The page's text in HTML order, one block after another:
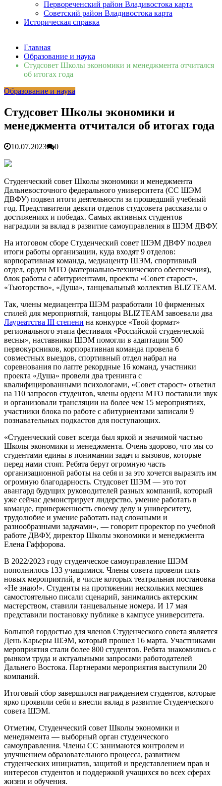
Первореченский район Владивостока карта
Советский район Владивостока карта
Историческая справка
Сломалась бытовая техника во Владивостоке: как
быстро вернуть комфорт в дом и из...06.08.2026
Мобильная реклама на общественном транспорте: как
Во Владивостоке найдут хозяев незаконных сбросов в
Зарядка с полицейскими, бои кудо и семафорная азбука:
во Владивостоке прошла мас...07.07.2026
Вельгодский Олег Николаевич15.03.2026
Ходнева Василиса Валентиновна
Главная
Образование и наука
Студсовет Школы экономики и менеджмента отчитался
об итогах года
Образование и наука
Студсовет Школы экономики и
менеджмента отчитался об итогах года
10.07.2023 0
Студенческий совет Школы экономики и менеджмента
Дальневосточного федерального университета (СС ШЭМ
ДВФУ) подвел итоги деятельности за прошедший учебный
год. Представители девяти отделов студсовета рассказали о
достижениях и победах. Самых активных студентов
наградили за вклад в развитие самоуправления в ШЭМ ДВФУ.
На итоговом сборе Студенческий совет ШЭМ ДВФУ подвел
итоги работы организации, куда входят 9 отделов:
корпоративная команда, медиацентр ШЭМ, спортивный
отдел, орден МТО (материально-технического обеспечения),
блок работы с абитуриентами, проекты «Совет старост»,
«Тьюторство», «Душа», танцевальный коллектив BLIZTEAM.
Так, члены медиацентра ШЭМ разработали 10 фирменных
стилей для мероприятий, танцоры BLIZTEAM завоевали два
Лауреатства III степени на конкурсе «Твой формат»
регионального этапа фестиваля «Российской студенческой
весны», наставники ШЭМ помогли в адаптации 500
первокурсников, корпоративная команда провела 6
совместных выездов, спортивный отдел набрал на
соревнования по лапте рекордные 16 команд, участники
проекта «Душа» провели два тренинга с
квалифицированными психологами, «Совет старост» ответил
на 110 запросов студентов, члены ордена МТО поставили звук
и организовали трансляции на более чем 15 мероприятиях,
участники блока по работе с абитуриентами записали 9
познавательных подкастов для поступающих.
«Студенческий совет всегда был яркой и значимой частью
Школы экономики и менеджмента. Очень здорово, что мы со
студентами едины в понимании задач и вызовов, которые
перед нами стоят. Ребята берут огромную часть
организационной работы на себя и за это хочется выразить им
огромную благодарность. Студсовет ШЭМ — это тот
авангард будущих руководителей разных компаний, который
уже сейчас демонстрирует лидерство, умение работать в
команде, приверженность своему делу и университету,
трудолюбие и умение работать над сложными и
разнообразными задачами», — говорит проректор по учебной
работе ДВФУ, директор Школы экономики и менеджмента
Елена Гаффорова.
В 2022/2023 году студенческое самоуправление ШЭМ
пополнилось 133 учащимися. Члены совета провели пять
новых мероприятий, в числе которых театральная постановка
«Не знаю!». Студенты на протяжении нескольких месяцев
самостоятельно писали сценарий, занимались актерским
мастерством, ставили танцевальные номера. И 17 мая
представили постановку публике в кампусе университета.
Большой гордостью для членов Студенческого совета является
День Карьеры ШЭМ, который прошел 16 марта. Участниками
мероприятия стали более 800 студентов. Ребята знакомились с
рынком труда и актуальными запросами работодателей
Дальнего Востока. Партнерами мероприятия выступили 20
компаний.
Итоговый сбор завершился награждением студентов, которые
ярко проявили себя и внесли вклад в развитие Студенческого
совета ШЭМ.
Отметим, Студенческий совет Школы экономики и
менеджмента — выборный орган студенческого
самоуправления. Члены СС занимаются контролем и
улучшением образовательного процесса, развитием
студенческих инициатив, защитой и представлением прав и
интересов студентов и поддержкой учащихся во всех сферах
жизни и обучения.